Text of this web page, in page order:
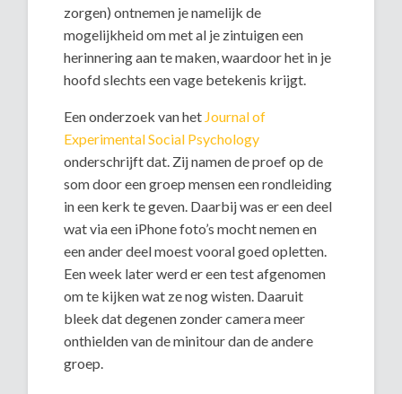
zorgen) ontnemen je namelijk de
mogelijkheid om met al je zintuigen een
herinnering aan te maken, waardoor het in je
hoofd slechts een vage betekenis krijgt.
Een onderzoek van het Journal of
Experimental Social Psychology
onderschrijft dat. Zij namen de proef op de
som door een groep mensen een rondleiding
in een kerk te geven. Daarbij was er een deel
wat via een iPhone foto’s mocht nemen en
een ander deel moest vooral goed opletten.
Een week later werd er een test afgenomen
om te kijken wat ze nog wisten. Daaruit
bleek dat degenen zonder camera meer
onthielden van de minitour dan de andere
groep.